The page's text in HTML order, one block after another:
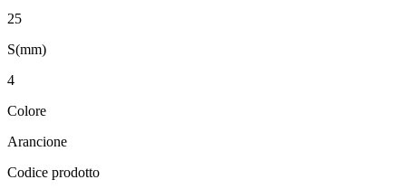
25
S(mm)
4
Colore
Arancione
Codice prodotto